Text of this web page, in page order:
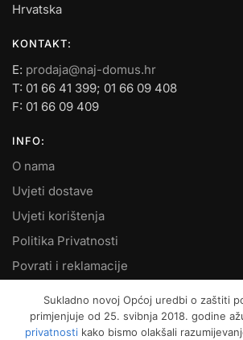
Hrvatska
KONTAKT:
E: prodaja@naj-domus.hr
T: 01 66 41 399; 01 66 09 408
F: 01 66 09 409
INFO:
O nama
Uvjeti dostave
Uvjeti korištenja
Politika Privatnosti
Povrati i reklamacije
MOJ RAČUN:
Sukladno novoj Općoj uredbi o zaštiti
primjenjuje od 25. svibnja 2018. godine
privatnostikako bismo olakšali